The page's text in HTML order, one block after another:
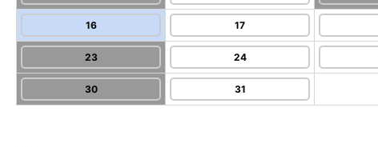
16 17
23 24
30 31